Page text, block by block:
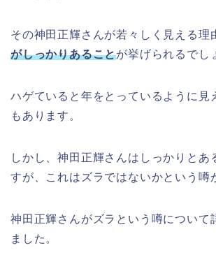
その神田正輝さんが若々しく見える理
がしっかりあることが挙げられるでし
ハゲていると年をとっているように見
もあります。
しかし、神田正輝さんはしっかりとあ
すが、これはズラではないかという噂
神田正輝さんがズラという噂について
ました。